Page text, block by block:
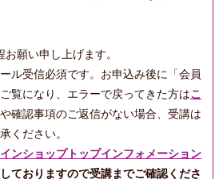
願い申し上げます。
ル受信必須です。お申込み後に「会員
覧になり、エラーで戻ってきた方はこ
確認事項のご返信がない場合、受講は
ください。
ンショップトップインフォメーション
ておりますので受講までご確認くださ